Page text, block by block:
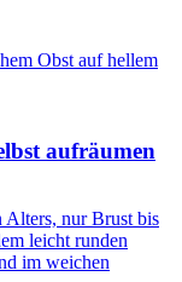
aufräumen